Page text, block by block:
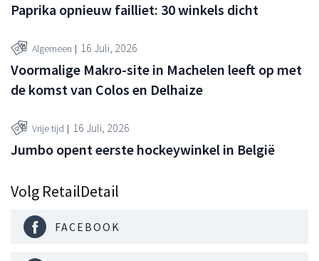
Paprika opnieuw failliet: 30 winkels dicht
Algemeen 16 Juli, 2026
Voormalige Makro-site in Machelen leeft op met
de komst van Colos en Delhaize
Vrije tijd 16 Juli, 2026
Jumbo opent eerste hockeywinkel in België
Volg RetailDetail
FACEBOOK